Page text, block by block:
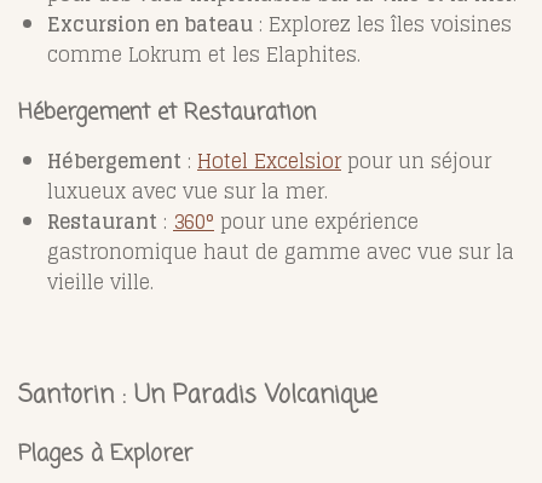
Excursion en bateau : Explorez les îles voisines
comme Lokrum et les Elaphites.
Hébergement et Restauration
Hébergement : Hotel Excelsiorpour un séjour
luxueux avec vue sur la mer.
Restaurant : 360° pour une expérience
gastronomique haut de gamme avec vue sur la
vieille ville.
Santorin : Un Paradis Volcanique
Plages à Explorer